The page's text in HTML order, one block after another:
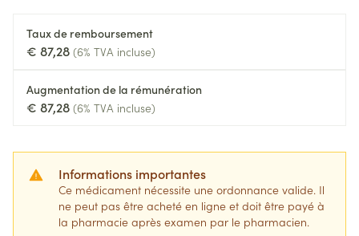
Taux de remboursement
€ 87,28 (6% TVA incluse)
Augmentation de la rémunération
€ 87,28 (6% TVA incluse)
Informations importantes
Ce médicament nécessite une ordonnance valide. Il
ne peut pas être acheté en ligne et doit être payé à
la pharmacie après examen par le pharmacien.